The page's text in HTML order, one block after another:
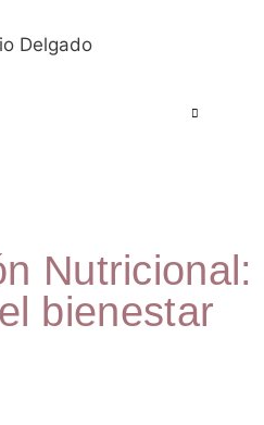
Nutricional:
bienestar